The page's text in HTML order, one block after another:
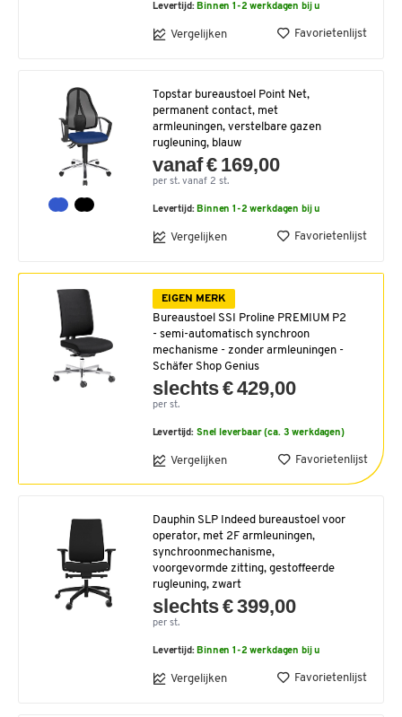
Levertijd: Binnen 1-2 werkdagen bij u
Vergelijken Favorietenlijst
Topstar bureaustoel Point Net,
permanent contact, met
armleuningen, verstelbare gazen
rugleuning, blauw
vanaf € 169,00
per st. vanaf 2 st.
Levertijd: Binnen 1-2 werkdagen bij u
Vergelijken Favorietenlijst
EIGEN MERK
Bureaustoel SSI Proline PREMIUM P2
- semi-automatisch synchroon
mechanisme - zonder armleuningen -
Schäfer Shop Genius
slechts € 429,00
per st.
Levertijd: Snel leverbaar (ca. 3 werkdagen)
Vergelijken Favorietenlijst
Dauphin SLP Indeed bureaustoel voor
operator, met 2F armleuningen,
synchroonmechanisme,
voorgevormde zitting, gestoffeerde
rugleuning, zwart
slechts € 399,00
per st.
Levertijd:Binnen 1-2 werkdagen bij u
Vergelijken Favorietenlijst